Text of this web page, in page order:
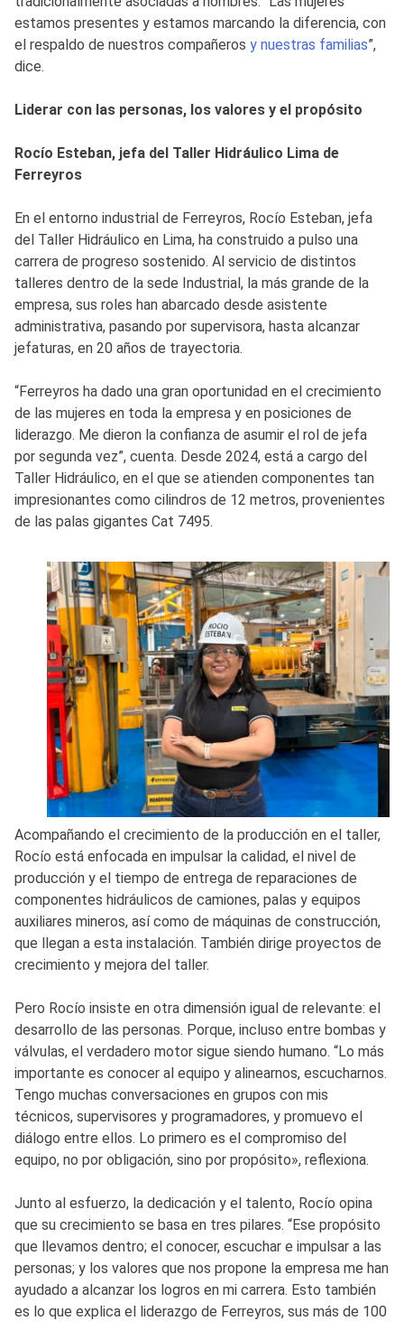
estamos presentes y estamos marcando la diferencia, con
el respaldo de nuestros compañeros y nuestras familias”,
dice.
Liderar con las personas, los valores y el propósito
Rocío Esteban, jefa del Taller Hidráulico Lima de
Ferreyros
En el entorno industrial de Ferreyros, Rocío Esteban, jefa
del Taller Hidráulico en Lima, ha construido a pulso una
carrera de progreso sostenido. Al servicio de distintos
talleres dentro de la sede Industrial, la más grande de la
empresa, sus roles han abarcado desde asistente
administrativa, pasando por supervisora, hasta alcanzar
jefaturas, en 20 años de trayectoria.
“Ferreyros ha dado una gran oportunidad en el crecimiento
de las mujeres en toda la empresa y en posiciones de
liderazgo. Me dieron la confianza de asumir el rol de jefa
por segunda vez”, cuenta. Desde 2024, está a cargo del
Taller Hidráulico, en el que se atienden componentes tan
impresionantes como cilindros de 12 metros, provenientes
de las palas gigantes Cat 7495.
Acompañando el crecimiento de la producción en el taller,
Rocío está enfocada en impulsar la calidad, el nivel de
producción y el tiempo de entrega de reparaciones de
componentes hidráulicos de camiones, palas y equipos
auxiliares mineros, así como de máquinas de construcción,
que llegan a esta instalación. También dirige proyectos de
crecimiento y mejora del taller.
Pero Rocío insiste en otra dimensión igual de relevante: el
desarrollo de las personas. Porque, incluso entre bombas y
válvulas, el verdadero motor sigue siendo humano. “Lo más
importante es conocer al equipo y alinearnos, escucharnos.
Tengo muchas conversaciones en grupos con mis
técnicos, supervisores y programadores, y promuevo el
diálogo entre ellos. Lo primero es el compromiso del
equipo, no por obligación, sino por propósito», reflexiona.
Junto al esfuerzo, la dedicación y el talento, Rocío opina
que su crecimiento se basa en tres pilares. “Ese propósito
que llevamos dentro; el conocer, escuchar e impulsar a las
personas; y los valores que nos propone la empresa me han
ayudado a alcanzar los logros en mi carrera. Esto también
es lo que explica el liderazgo de Ferreyros, sus más de 100